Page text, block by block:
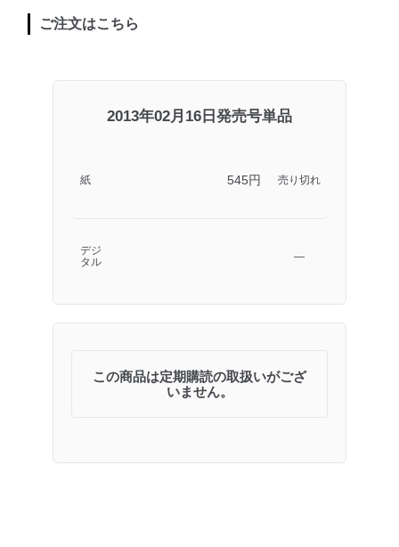
ご注文はこちら
2013年02月16日発売号単品
紙 545円 売り切れ
デジ
タル
―
この商品は定期購読の取扱いがござ
いません。